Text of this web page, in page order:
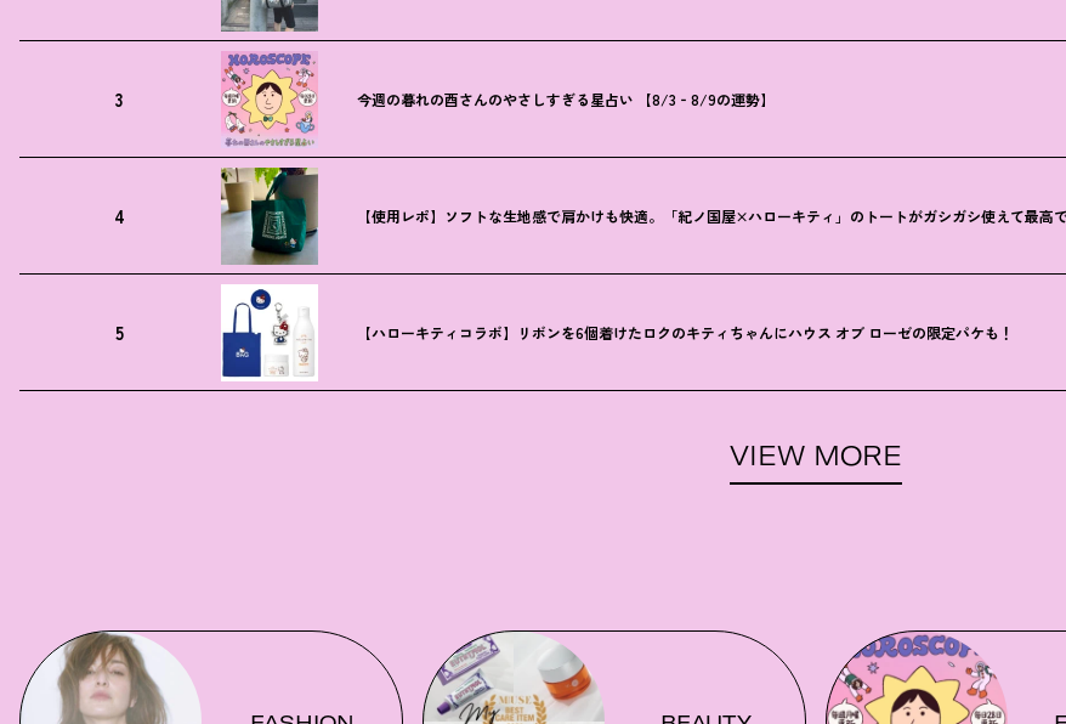
3 今週の暮れの酉さんのやさしすぎる星占い 【8/3‐8/9の運勢】
4 【使用レポ】ソフトな生地感で肩かけも快適。「紀ノ国屋×ハローキティ」のトートがガシガシ使えて最高
5 【ハローキティコラボ】リボンを6個着けたロクのキティちゃんにハウス オブ ローゼの限定パケも ！
VIEW MORE